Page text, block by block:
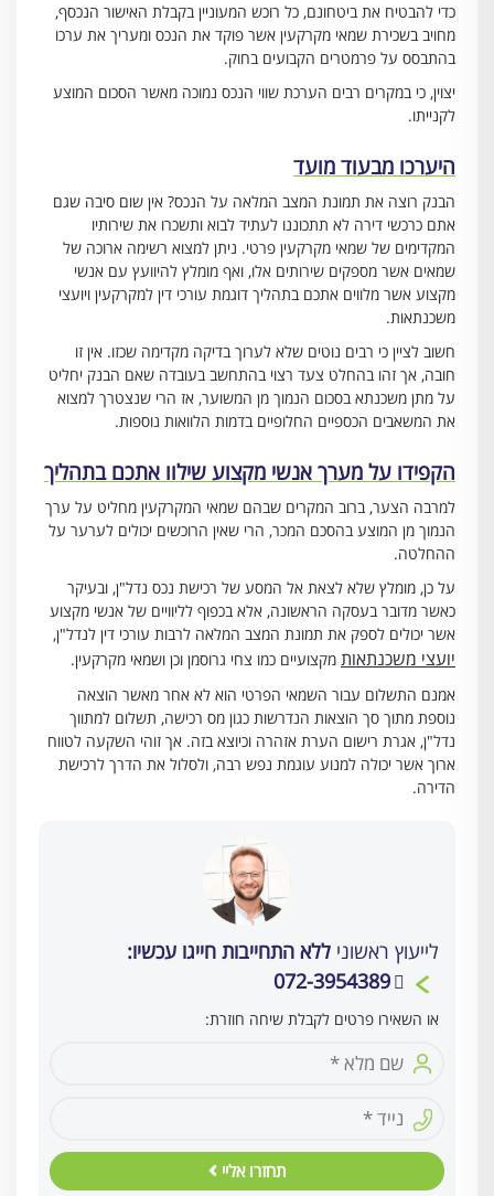
כדי להבטיח את ביטחונם, כל רוכש המעוניין בקבלת האישור הנכסף,
מחויב בשכירת שמאי מקרקעין אשר פוקד את הנכס ומעריך את ערכו
בהתבסס על פרמטרים הקבועים בחוק.
יצוין, כי במקרים רבים הערכת שווי הנכס נמוכה מאשר הסכום המוצע
לקנייתו.
היערכו מבעוד מועד
הבנק רוצה את תמונת המצב המלאה על הנכס? אין שום סיבה שגם
אתם כרכשי דירה לא תתכוננו לעתיד לבוא ותשכרו את שירותיו
המקדימים של שמאי מקרקעין פרטי. ניתן למצוא רשימה ארוכה של
שמאים אשר מספקים שירותים אלו, ואף מומלץ להיוועץ עם אנשי
מקצוע אשר מלווים אתכם בתהליך דוגמת עורכי דין למקרקעין ויועצי
משכנתאות.
חשוב לציין כי רבים נוטים שלא לערוך בדיקה מקדימה שכזו. אין זו
חובה, אך זהו בהחלט צעד רצוי בהתחשב בעובדה שאם הבנק יחליט
על מתן משכנתא בסכום הנמוך מן המשוער, אז הרי שנצטרך למצוא
את המשאבים הכספיים החלופיים בדמות הלוואות נוספות.
הקפידו על מערך אנשי מקצוע שילוו אתכם בתהליך
למרבה הצער, ברוב המקרים שבהם שמאי המקרקעין מחליט על ערך
הנמוך מן המוצע בהסכם המכר, הרי שאין הרוכשים יכולים לערער על
ההחלטה.
על כן, מומלץ שלא לצאת אל המסע של רכישת נכס נדל"ן, ובעיקר
כאשר מדובר בעסקה הראשונה, אלא בכפוף לליוויים של אנשי מקצוע
אשר יכולים לספק את תמונת המצב המלאה לרבות עורכי דין לנדל"ן,
יועצי משכנתאות מקצועיים כמו צחי גרוסמן וכן ושמאי מקרקעין.
אמנם התשלום עבור השמאי הפרטי הוא לא אחר מאשר הוצאה
נוספת מתוך סך הוצאות הנדרשות כגון מס רכישה, תשלום למתווך
נדל"ן, אגרת רישום הערת אזהרה וכיוצא בזה. אך זוהי השקעה לטווח
ארוך אשר יכולה למנוע עוגמת נפש רבה, ולסלול את הדרך לרכישת
הדירה.
לייעוץ ראשוני ללא התחייבות חייגו עכשיו:
072-3954389
או השאירו פרטים לקבלת שיחה חוזרת:
תחזרו אליי